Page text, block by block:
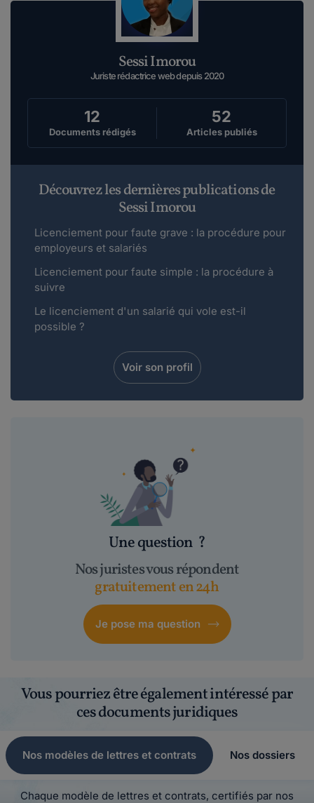
Sessi Imorou
Juriste rédactrice web depuis 2020
12
Documents rédigés
52
Articles publiés
Découvrez les dernières publications de
Sessi Imorou
Licenciement pour faute grave : la procédure pour
employeurs et salariés
Licenciement pour faute simple : la procédure à
suivre
Le licenciement d'un salarié qui vole est-il
possible ?
Voir son profil
Une question ?
Nos juristes vous répondent
gratuitement en 24h
Je pose ma question
Vous pourriez être également intéressé par
ces documents juridiques
Nos modèles de lettres et contrats Nos dossiers
Chaque modèle de lettres et contrats, certifiés par nos